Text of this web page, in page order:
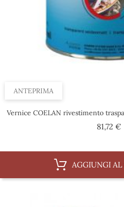
ANTEPRIMA
Vernice COELAN rivestimento
81,72 €
AGGIUNGI AL